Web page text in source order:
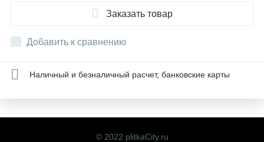
Заказать товар
Добавить к сравнению
Наличный и безналичный расчет, банковские карты
© 2022 plitkaCity.ru